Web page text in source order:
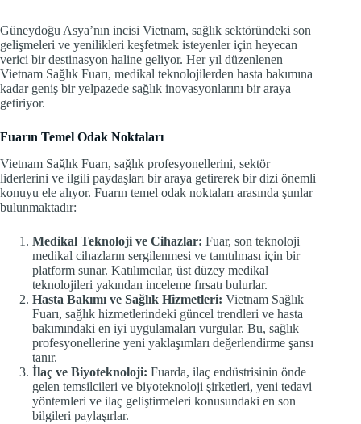
Güneydoğu Asya’nın incisi Vietnam, sağlık sektöründeki son
gelişmeleri ve yenilikleri keşfetmek isteyenler için heyecan
verici bir destinasyon haline geliyor. Her yıl düzenlenen
Vietnam Sağlık Fuarı, medikal teknolojilerden hasta bakımına
kadar geniş bir yelpazede sağlık inovasyonlarını bir araya
getiriyor.
Fuarın Temel Odak Noktaları
Vietnam Sağlık Fuarı, sağlık profesyonellerini, sektör
liderlerini ve ilgili paydaşları bir araya getirerek bir dizi önemli
konuyu ele alıyor. Fuarın temel odak noktaları arasında şunlar
bulunmaktadır:
Medikal Teknoloji ve Cihazlar: Fuar, son teknoloji
medikal cihazların sergilenmesi ve tanıtılması için bir
platform sunar. Katılımcılar, üst düzey medikal
teknolojileri yakından inceleme fırsatı bulurlar.
Hasta Bakımı ve Sağlık Hizmetleri: Vietnam Sağlık
Fuarı, sağlık hizmetlerindeki güncel trendleri ve hasta
bakımındaki en iyi uygulamaları vurgular. Bu, sağlık
profesyonellerine yeni yaklaşımları değerlendirme şansı
tanır.
İlaç ve Biyoteknoloji: Fuarda, ilaç endüstrisinin önde
gelen temsilcileri ve biyoteknoloji şirketleri, yeni tedavi
yöntemleri ve ilaç geliştirmeleri konusundaki en son
bilgileri paylaşırlar.